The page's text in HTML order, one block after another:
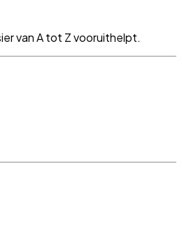
van A tot Z vooruithelpt.